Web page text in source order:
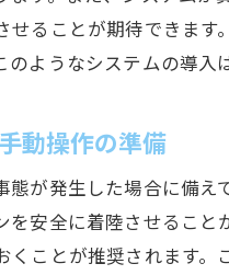
ド
せることが期待できま
のようなシステムの導入
動操作の準備
態が発生した場合に備
を安全に着陸させるこ
くことが推奨されます